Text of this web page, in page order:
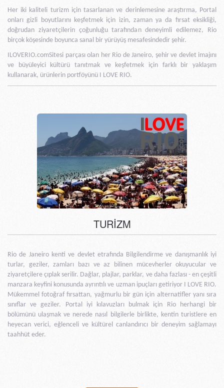
Her iki kaliteli turizm için tasarlanan ve derinlemesine araştırma, Portal
onları gizli boyutlarını keşfetmek için izin, zaman ya da fırsat eksikliği,
doğrudan ziyaretçilerin çoğunluğu tarafından deneyimli edilemez, Rio
birçok köşesinde boyunca sanal bir yürüyüş mesafesindedir şehir.
ILOVERIO.comSitesi parçası olan her Rio de Janeiro, şehir ve devlet imajını
ve büyüleyici kültürü tanıtmak ve keşfetmek için farklı bir yaklaşım
kullanarak, ürünlerin portföyünü I LOVE RIO.
TURİZM
Rio de Janeiro kenti ve devlet etrafında Bilgilendirme ve danışmanlık iyi
turlar, geziler, zamları bazı ve az bilinen mücevherler okuyucular ve
ziyaretçilere çıplak serilir. Dağlar, plajlar, parklar, ve daha fazlası - en çeşitli
manzara keyfini konusunda ayrıntılı ve uzman ipuçları getiriyor I LOVE RIO.
Mükemmel fotoğraf fırsattan, yağmurlu bir gün için alternatifler yanı sıra
sınıflar ve geziler. Portal iyi kılavuzları bulmak için Rio herhangi bir
bölümünü ulaşmak ve nerede nasıl bilgilerle birlikte, kentin turistlere en
heyecan verici, eğlenceli ve kültürel canlandırıcı bir deneyim sağlamayı
taahhüt eder.